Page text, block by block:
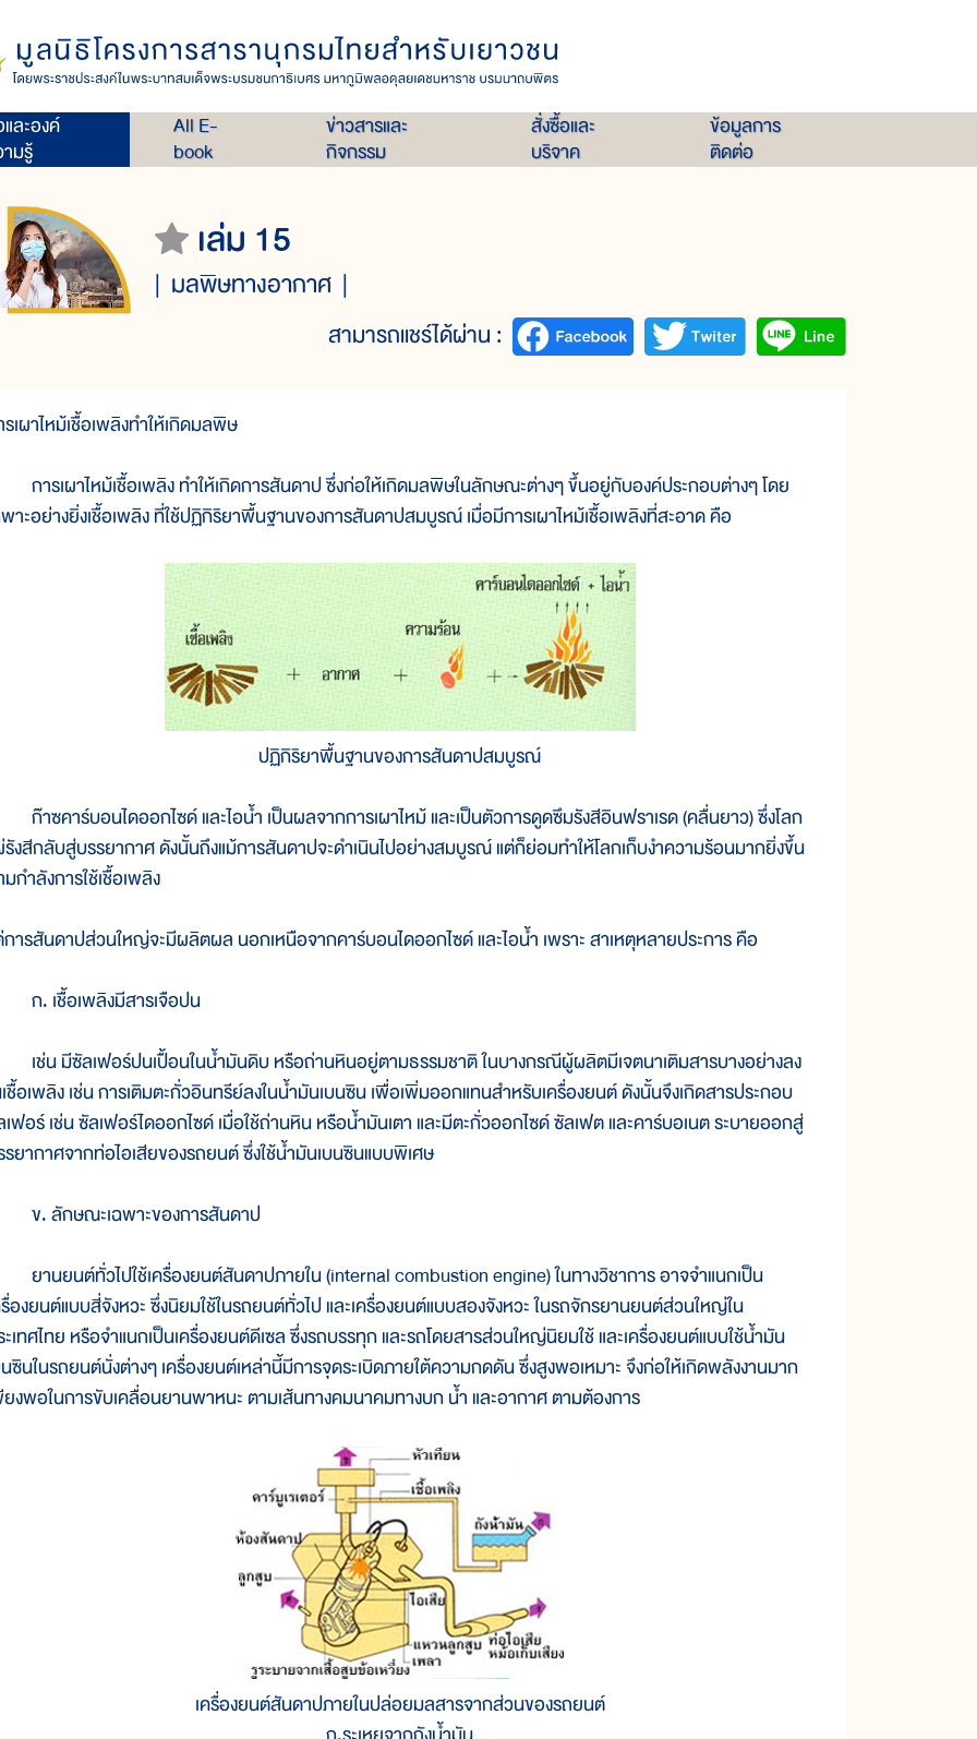
ละองค์
มรู้
All E-
book
ข่าวสารและ
กิจกรรม
สั่งซื้อและ
บริจาค
ข้อมูลการ
ติดต่อ
เล่ม 15
มลพิษทางอากาศ
สามารถแชร์ได้ผ่าน :
เผาไหม้เชื้อเพลิงทำให้เกิดมลพิษ
รเผาไหม้เชื้อเพลิง ทำให้เกิดการสันดาป ซึ่งก่อให้เกิดมลพิษในลักษณะต่างๆ ขึ้นอยู่กับองค์ประกอบต่างๆ โดย
าะอย่างยิ่งเชื้อเพลิง ที่ใช้ปฏิกิริยาพื้นฐานของการสันดาปสมบูรณ์ เมื่อมีการเผาไหม้เชื้อเพลิงที่สะอาด คือ
ปฏิกิริยาพื้นฐานของการสันดาปสมบูรณ์
ซคาร์บอนไดออกไซด์ และไอน้ำ เป็นผลจากการเผาไหม้ และเป็นตัวการดูดซึมรังสีอินฟราเรด (คลื่นยาว) ซึ่งโลก
งสีกลับสู่บรรยากาศ ดังนั้นถึงแม้การสันดาปจะดำเนินไปอย่างสมบูรณ์ แต่ก็ย่อมทำให้โลกเก็บงำความร้อนมากยิ่งขึ้น
กำลังการใช้เชื้อเพลิง
ารสันดาปส่วนใหญ่จะมีผลิตผล นอกเหนือจากคาร์บอนไดออกไซด์ และไอน้ำ เพราะ สาเหตุหลายประการ คือ
เชื้อเพลิงมีสารเจือปน
น มีซัลเฟอร์ปนเปื้อนในน้ำมันดิบ หรือถ่านหินอยู่ตามธรรมชาติ ในบางกรณีผู้ผลิตมีเจตนาเติมสารบางอย่างลง
ชื้อเพลิง เช่น การเติมตะกั่วอินทรีย์ลงในน้ำมันเบนซิน เพื่อเพิ่มออกแทนสำหรับเครื่องยนต์ ดังนั้นจึงเกิดสารประกอบ
ฟอร์ เช่น ซัลเฟอร์ไดออกไซด์ เมื่อใช้ถ่านหิน หรือน้ำมันเตา และมีตะกั่วออกไซด์ ซัลเฟต และคาร์บอเนต ระบายออกสู่
ยากาศจากท่อไอเสียของรถยนต์ ซึ่งใช้น้ำมันเบนซินแบบพิเศษ
ลักษณะเฉพาะของการสันดาป
นยนต์ทั่วไปใช้เครื่องยนต์สันดาปภายใน (internal combustion engine) ในทางวิชาการ อาจจำแนกเป็น
องยนต์แบบสี่จังหวะ ซึ่งนิยมใช้ในรถยนต์ทั่วไป และเครื่องยนต์แบบสองจังหวะ ในรถจักรยานยนต์ส่วนใหญ่ใน
เทศไทย หรือจำแนกเป็นเครื่องยนต์ดีเซล ซึ่งรถบรรทุก และรถโดยสารส่วนใหญ่นิยมใช้ และเครื่องยนต์แบบใช้น้ำมัน
ซินในรถยนต์นั่งต่างๆ เครื่องยนต์เหล่านี้มีการจุดระเบิดภายใต้ความกดดัน ซึ่งสูงพอเหมาะ จึงก่อให้เกิดพลังงานมาก
งพอในการขับเคลื่อนยานพาหนะ ตามเส้นทางคมนาคมทางบก น้ำ และอากาศ ตามต้องการ
เครื่องยนต์สันดาปภายในปล่อยมลสารจากส่วนของรถยนต์